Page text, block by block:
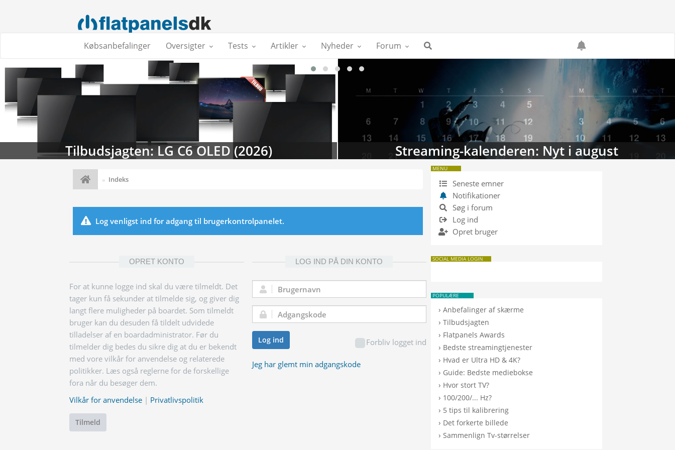
Købsanbefalinger Oversigter Tests Artikler Nyheder Forum
Tilbudsjagten: LG C6 OLED (2026) Streaming-kalenderen: Nyt i august
Indeks
Log venligst ind for adgang til brugerkontrolpanelet.
OPRET KONTO
For at kunne logge ind skal du være tilmeldt. Det
tager kun få sekunder at tilmelde sig, og giver dig
langt flere muligheder på boardet. Som tilmeldt
bruger kan du desuden få tildelt udvidede
tilladelser af en boardadministrator. Før du
tilmelder dig bedes du sikre dig at du er bekendt
med vore vilkår for anvendelse og relaterede
politikker. Læs også reglerne for de forskellige
fora når du besøger dem.
Vilkår for anvendelse | Privatlivspolitik
Tilmeld
LOG IND PÅ DIN KONTO
Brugernavn:
Adgangskode:
Forbliv logget ind
Log ind
Jeg har glemt min adgangskode
MENU
Seneste emner
Notifikationer
Søg i forum
Log ind
Opret bruger
SOCIAL MEDIA LOGIN
POPULÆRE
›Anbefalinger af skærme
›Tilbudsjagten
› Flatpanels Awards
› Bedste streamingtjenester
› Hvad er Ultra HD & 4K?
› Guide: Bedste mediebokse
› Hvor stort TV?
› 100/200/... Hz?
› 5 tips til kalibrering
› Det forkerte billede
›Sammenlign Tv-størrelser